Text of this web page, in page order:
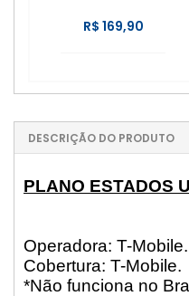
R$ 169,90
DESCRIÇÃO DO PRODUTO
PLANO ESTADOS
Operadora: T-Mobile.
Cobertura: T-Mobile.
*Não funciona no